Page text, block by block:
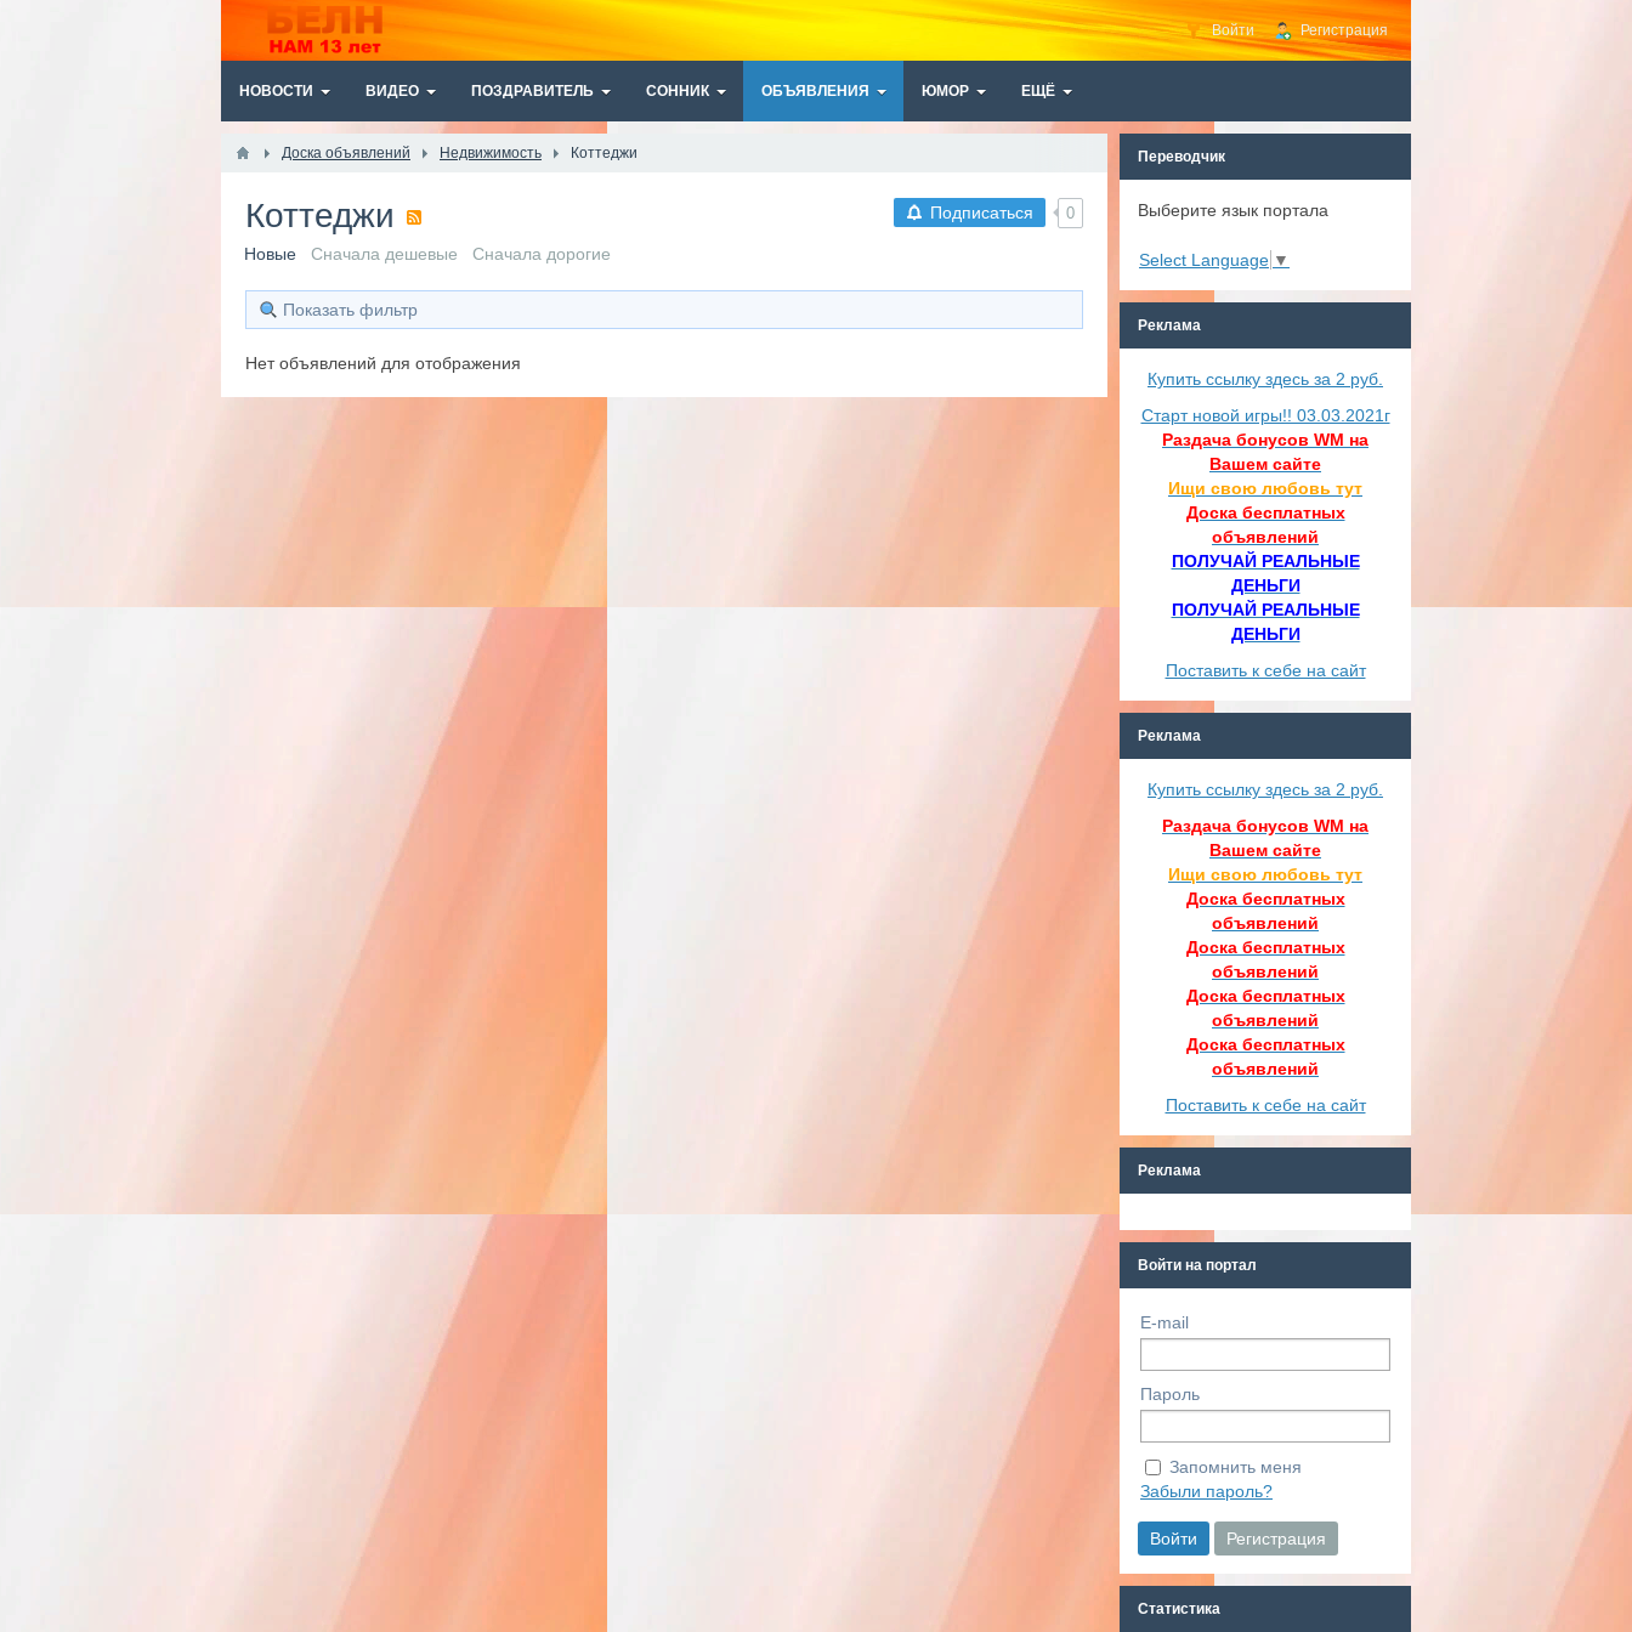
Войти Регистрация
НОВОСТИ ВИДЕО ПОЗДРАВИТЕЛЬ СОННИК ОБЪЯВЛЕНИЯ ЮМОР ЕЩЁ
Доска объявлений Недвижимость Коттеджи
Подписаться 0
Коттеджи
Новые Сначала дешевые Сначала дорогие
Показать фильтр
Нет объявлений для отображения
Переводчик
Выберите язык портала
Select Language ▼
Реклама
Купить ссылку здесь за 2 руб.
Старт новой игры!! 03.03.2021г
Раздача бонусов WM на
Вашем сайте
Ищи свою любовь тут
Доска бесплатных
объявлений
ПОЛУЧАЙ РЕАЛЬНЫЕ
ДЕНЬГИ
ПОЛУЧАЙ РЕАЛЬНЫЕ
ДЕНЬГИ
Поставить к себе на сайт
Реклама
Купить ссылку здесь за 2 руб.
Раздача бонусов WM на
Вашем сайте
Ищи свою любовь тут
Доска бесплатных
объявлений
Доска бесплатных
объявлений
Доска бесплатных
объявлений
Доска бесплатных
объявлений
Поставить к себе на сайт
Реклама
Войти на портал
E-mail
Пароль
Запомнить меня
Забыли пароль?
Статистика